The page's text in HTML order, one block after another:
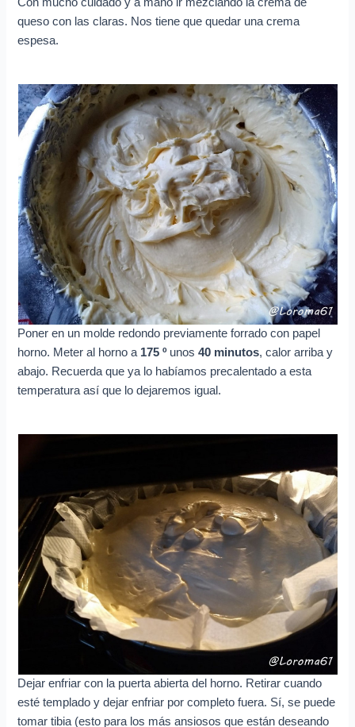
Con mucho cuidado y a mano ir mezclando la crema de
queso con las claras. Nos tiene que quedar una crema
espesa.
Poner en un molde redondo previamente forrado con papel
horno. Meter al horno a 175 ºunos 40 minutos, calor arriba y
abajo. Recuerda que ya lo habíamos precalentado a esta
temperatura así que lo dejaremos igual.
Dejar enfriar con la puerta abierta del horno. Retirar cuando
esté templado y dejar enfriar por completo fuera. Sí, se puede
tomar tibia (esto para los más ansiosos que están deseando